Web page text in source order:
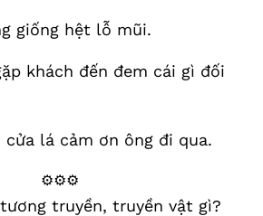
giống hệt lỗ mũi.
khách đến đem cái gì đối
cửa lá cảm ơn ông đi qua.
⚙️⚙️⚙️
truyền, truyền vật gì?